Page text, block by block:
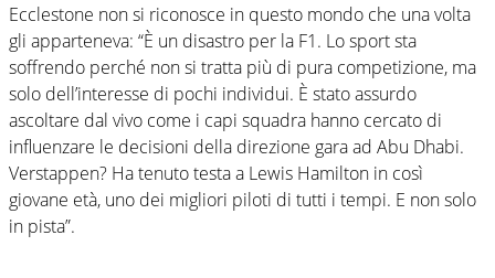
Ecclestone non si riconosce in questo mondo che una volta
gli apparteneva: “È un disastro per la F1. Lo sport sta
soffrendo perché non si tratta più di pura competizione, ma
solo dell’interesse di pochi individui. È stato assurdo
ascoltare dal vivo come i capi squadra hanno cercato di
influenzare le decisioni della direzione gara ad Abu Dhabi.
Verstappen? Ha tenuto testa a Lewis Hamilton in così
giovane età, uno dei migliori piloti di tutti i tempi. E non solo
in pista”.